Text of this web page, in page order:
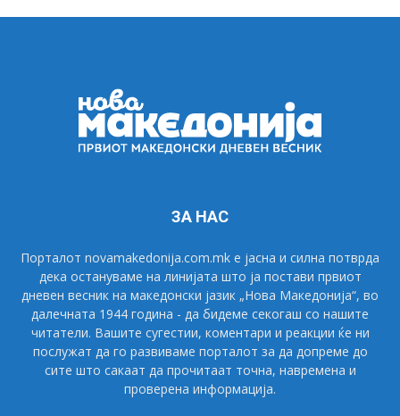
ЗА НАС
Порталот novamakedonija.com.mk е јасна и силна потврда
дека остануваме на линијата што ја постави првиот
дневен весник на македонски јазик „Нова Македонија“, во
далечната 1944 година - да бидеме секогаш со нашите
читатели. Вашите сугестии, коментари и реакции ќе ни
послужат да го развиваме порталот за да допреме до
сите што сакаат да прочитаат точна, навремена и
проверена информација.